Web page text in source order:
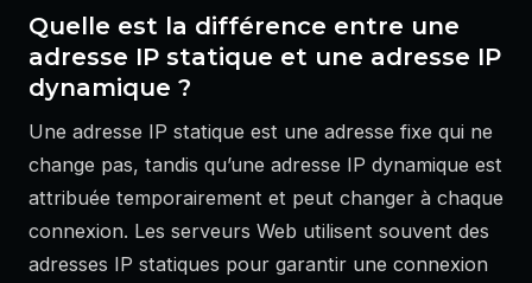
Quelle est la différence entre une
adresse IP statique et une adresse IP
dynamique ?
Une adresse IP statique est une adresse fixe qui ne
change pas, tandis qu’une adresse IP dynamique est
attribuée temporairement et peut changer à chaque
connexion. Les serveurs Web utilisent souvent des
adresses IP statiques pour garantir une connexion